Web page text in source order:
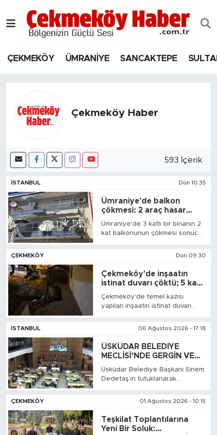
ÇEKMEKÖY ÜMRANİYE SANCAKTEPE
Çekmeköy Haber
593 İçerik
İSTANBUL Dün 10:35
Ümraniye'de balkon
çökmesi: 2 araç hasar
gördü, can kaybı yok
Ümraniye'de 3 katlı bir binanın 2.
kat balkonunun çökmesi sonucu
ÇEKMEKÖY Dün 09:30
Çekmeköy'de inşaatın
istinat duvarı çöktü; 5 katlı
Çekmeköy'de temel kazısı
yapılan inşaatın istinat duvarı
amacıyla tahliye edildi.
İSTANBUL 06 Ağustos 2026 - 17:18
ÜSKÜDAR BELEDİYE
MECLİSİ’NDE GERGİN VE
TARTIŞMALI SEÇİM..
Üsküdar Belediye Başkanı Sinem
Dedetaş’ın tutuklanarak
adayı Sibel Tan Çetinkaya
başkan vekili seçildi. Tartışmalı
ÇEKMEKÖY 01 Ağustos 2026 - 10:15
Teşkilat Toplantılarına
Yeni Bir Soluk:
Nöbetçi Eczaneler
Hava Durumu
Trafik Durumu
Süper Lig Puan Durumu ve Fikstür
Tüm Manşetler
Son Dakika Haberleri
Haber Arşivi